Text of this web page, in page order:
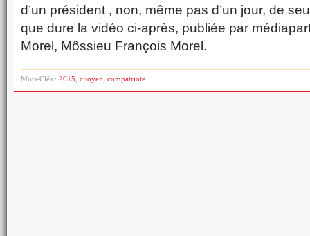
d’un président , non, même pas d’un jour, de
que dure la vidéo ci-après, publiée par
Morel, Môssieu François Morel.
Mots-Clés : 2015 citoyen compatriote